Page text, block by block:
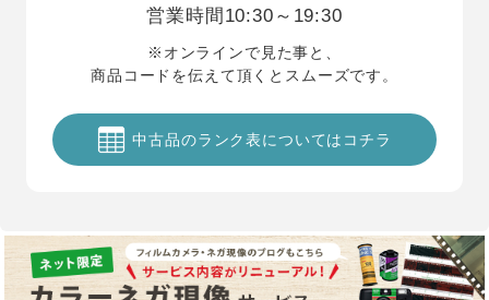
営業時間 10:30～19:30
※オンラインで見た事と、
商品コードを伝えて頂くとスムーズです。
中古品のランク表についてはコチラ